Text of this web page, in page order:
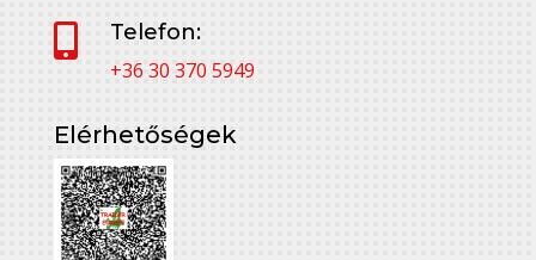

Telefon:
+36 30 370 5949
Elérhetőségek